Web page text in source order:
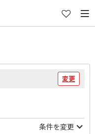
変更
条件を変更